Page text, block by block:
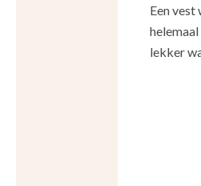
Een
lekker